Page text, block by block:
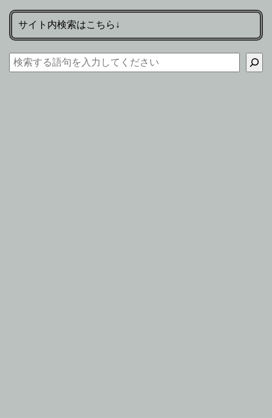
サイト内検索はこちら↓
検索